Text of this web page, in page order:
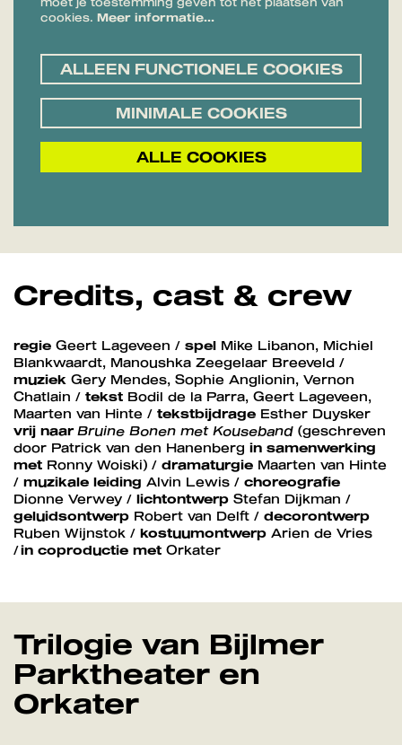
cookies. Meer informatie…
ALLEEN FUNCTIONELE COOKIES
MINIMALE COOKIES
ALLE COOKIES
Credits, cast & crew
regie Geert Lageveen / spel Mike Libanon, Michiel
Blankwaardt, Manoushka Zeegelaar Breeveld /
muziek Gery Mendes, Sophie Anglionin, Vernon
Chatlain / tekst Bodil de la Parra, Geert Lageveen,
Maarten van Hinte / tekstbijdrage Esther Duysker
vrij naarBruine Bonen met Kouseband (geschreven
door Patrick van den Hanenberg in samenwerking
met Ronny Woiski) / dramaturgie Maarten van Hinte
/ muzikale leiding Alvin Lewis / choreografie
Dionne Verwey / lichtontwerp Stefan Dijkman /
geluidsontwerp Robert van Delft / decorontwerp
Ruben Wijnstok / kostuumontwerp Arien de Vries
/in coproductie met Orkater
Trilogie van Bijlmer
Parktheater en
Orkater